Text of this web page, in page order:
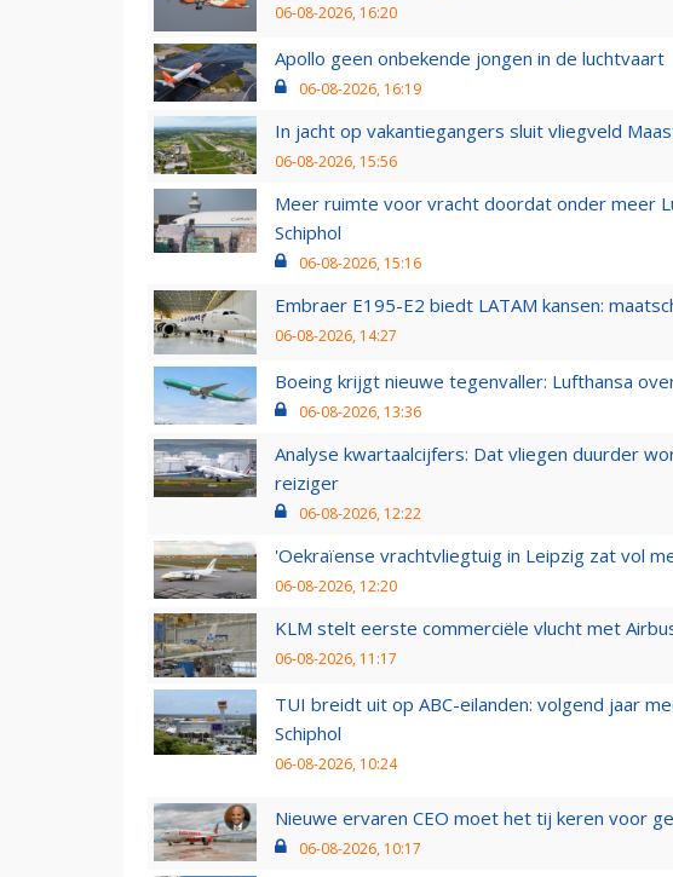
06-08-2026, 16:20
Apollo geen onbekende jongen in de luchtvaart
06-08-2026, 16:19
In jacht op vakantiegangers sluit vliegveld
06-08-2026, 15:56
Meer ruimte voor vracht doordat onder meer
Schiphol
06-08-2026, 15:16
Embraer E195-E2 biedt LATAM kansen:
06-08-2026, 14:27
Boeing krijgt nieuwe tegenvaller: Lufthansa
06-08-2026, 13:36
Analyse kwartaalcijfers: Dat vliegen duurder
reiziger
06-08-2026, 12:22
'Oekraïense vrachtvliegtuig in Leipzig zat vol
06-08-2026, 12:20
KLM stelt eerste commerciële vlucht met
06-08-2026, 11:17
TUI breidt uit op ABC-eilanden: volgend jaar
Schiphol
06-08-2026, 10:24
Nieuwe ervaren CEO moet het tij keren voor
06-08-2026, 10:17